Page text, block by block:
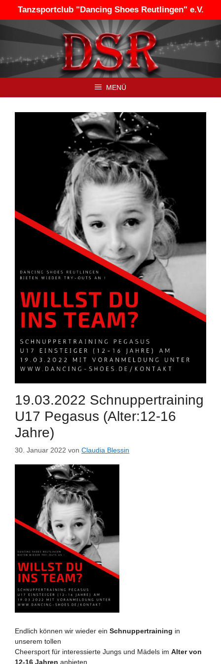
springen
Tanzsportclub "Dancing Shoes Reutlingen" e.V.
MENÜ
19.03.2022 Schnuppertraining
U17 Pegasus (Alter:12-16
Jahre)
30. Januar 2022 von Claudia Blessin
Endlich können wir wieder ein Schnuppertraining in
unserem tollen
Cheersport für interessierte Jungs und Mädels im Alter von
12-16 Jahren anbieten.